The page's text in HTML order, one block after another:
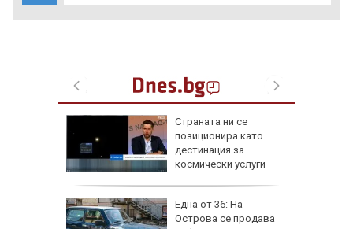
Страната ни се
позиционира като
дестинация за
космически услуги
Една от 36: На
Острова се продава